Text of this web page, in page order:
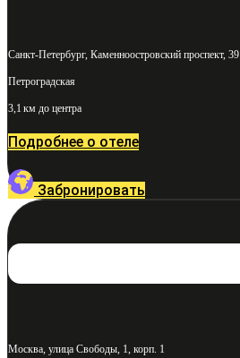
Санкт-Петербург, Каменноостровский проспект, 39
Петроградская
3,1 км до центра
Подробнее о отеле
Забронировать
Москва, улица Свободы, 1, корп. 1